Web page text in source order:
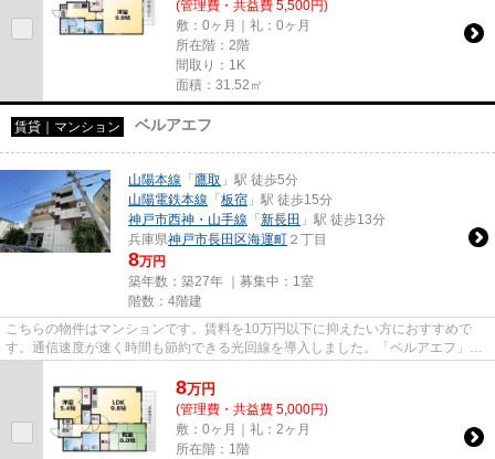
(管理費・共益費 5,500円)
敷：0ヶ月｜礼：0ヶ月
所在階：2階
間取り：1K
面積：31.52㎡
賃貸｜マンション ベルアエフ
山陽本線 「 鷹取 」駅 徒歩5分
山陽電鉄本線 「 板宿 」駅 徒歩15分
神戸市西神・山手線 「 新長田 」駅 徒歩13分
兵庫県神戸市長田区海運町 ２丁目
8万円
築年数：築27年 ｜募集中： 1室
階数：4階建
こちらの物件はマンションです。賃料を10万円以下に抑えたい方におすすめで
す。通信速度が速く時間も節約できる光回線を導入しました。「ベルアエフ」の
8万円
(管理費・共益費 5,000円)
敷：0ヶ月｜礼：2ヶ月
所在階：1階